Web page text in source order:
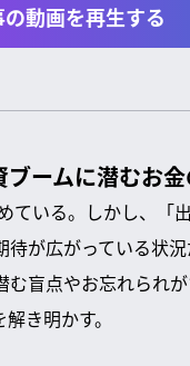
動画を再生する
ームに潜むお
いる。しかし、「
が広がっている状況
盲点やお忘れられ
き明かす。